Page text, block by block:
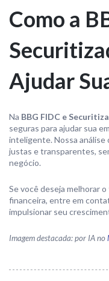
Como a
Ajudar
Na BBG FIDC e
seguras para ajudar sua
inteligente. Nossa
justas e transparentes,
negócio.
Se você deseja melhorar
financeira, entre em
impulsionar seu
Imagem destacada: por IA no